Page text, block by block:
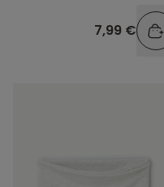
7,99 €